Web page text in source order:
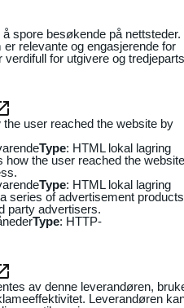
spore besøkende på nettsteder.
relevante og engasjerende for
for utgivere og tredjeparts
the user reached the website by
Type: HTML lokal lagring
how the user reached the website
Type: HTML lokal lagring
series of advertisement products
party advertisers.
Type: HTTP-
av denne leverandøren,
Leverandøren